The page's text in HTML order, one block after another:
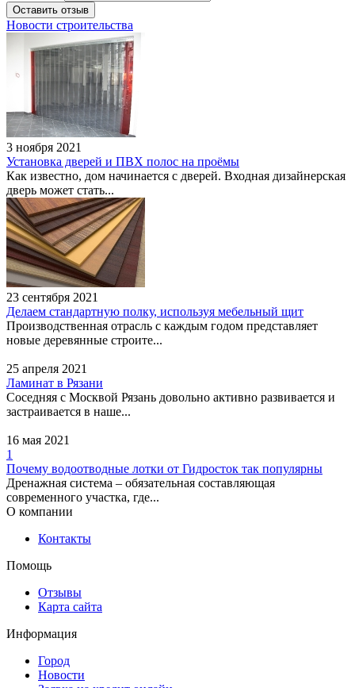
Сибирский дом,
девелоперская
компания
Адрес:
Омск, улица
Лукашевича, 35/1
АН ИМПЕРИЯ РИЭЛТ,
агентство недвижимости
Адрес:Омск, улица
Харьковская, 15а - 3
кабинет, 2 этаж
недвижимости
Адрес:
Лермонтова, 63 - 316
Оставить отзыв
Новости строительства
3 ноября 2021
Установка дверей и ПВХ полос на проёмы
Как известно, дом начинается с дверей. Входная дизайнерская
дверь может стать...
23 сентября 2021
Делаем стандартную полку, используя мебельный щит
Производственная отрасль с каждым годом представляет
новые деревянные строите...
25 апреля 2021
Ламинат в Рязани
Соседняя с Москвой Рязань довольно активно развивается и
застраивается в наше...
16 мая 2021
1
Почему водоотводные лотки от Гидросток так популярны
Дренажная система – обязательная составляющая
современного участка, где...
О компании
Контакты
Помощь
Отзывы
Карта сайта
Информация
Город
Новости